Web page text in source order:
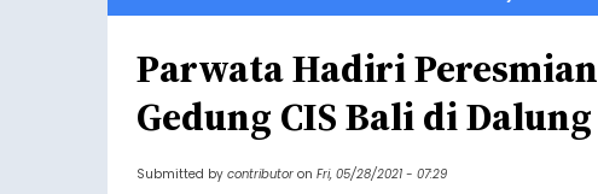
Parwata Hadiri Peresmian
Gedung CIS Bali di Dalung
Submitted by contributor on Fri, 05/28/2021 - 07:29